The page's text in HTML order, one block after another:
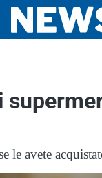
le avete